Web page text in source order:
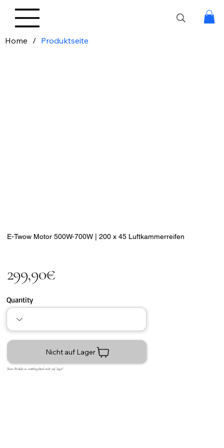
Home / Produktseite
E-Twow Motor 500W-700W | 200 x 45 Luftkammerreifen
299,90€
Quantity
Nicht auf Lager
Dieses Produkt ist vorübergehend nicht auf Lager!